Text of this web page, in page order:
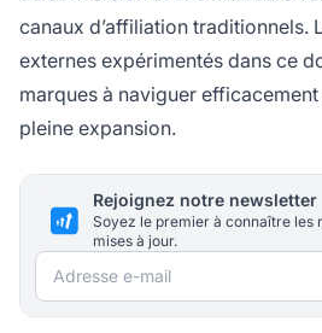
canaux d’affiliation traditionnels.
externes expérimentés dans ce
marques à naviguer
pleine expansion.
Rejoignez notre newsletter
Soyez le premier à connaître les
mises à jour.
Adresse e-mail